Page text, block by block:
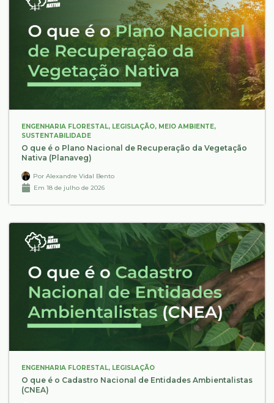
ENGENHARIA FLORESTAL, LEGISLAÇÃO, MEIO AMBIENTE,
SUSTENTABILIDADE
O que é o Plano Nacional de Recuperação da Vegetação
Nativa (Planaveg)
Por Alexandre Vidal Bento
Em 18 de julho de 2026
ENGENHARIA FLORESTAL, LEGISLAÇÃO
O que é o Cadastro Nacional de Entidades Ambientalistas
(CNEA)